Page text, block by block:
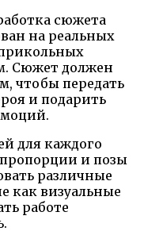
сюжета
на реальных
Сюжет должен
чтобы передать
и подарить
для каждого
и позы
различные
как визуальные
работе